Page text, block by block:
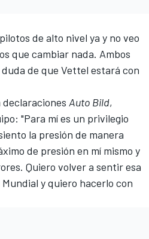
de alto nivel ya y no veo
que cambiar nada. Ambos
de que Vettel estará con
Auto Bild,
"Para mí es un privilegio
la presión de manera
de presión en mí mismo y
Quiero volver a sentir esa
y quiero hacerlo con